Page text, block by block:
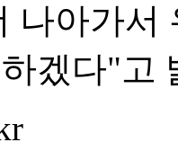
나아가서
겠다"고